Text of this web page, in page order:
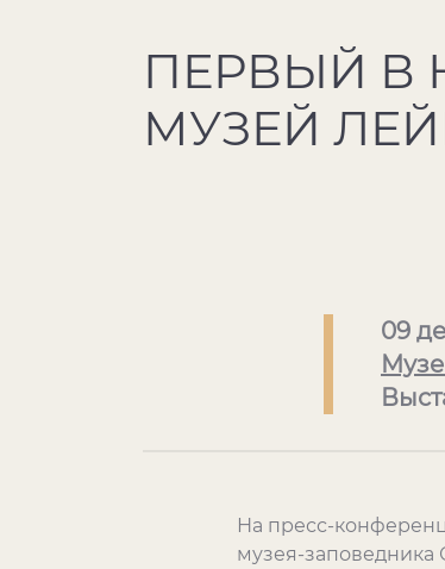
ПЕРВЫЙ В
МУЗЕЙ
09
На пресс-
музея-заповедника